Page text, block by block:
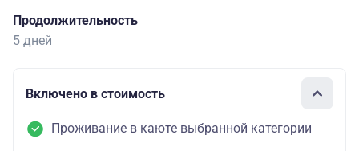
Продолжительность
5 дней
Включено в стоимость
Проживание в каюте выбранной категории